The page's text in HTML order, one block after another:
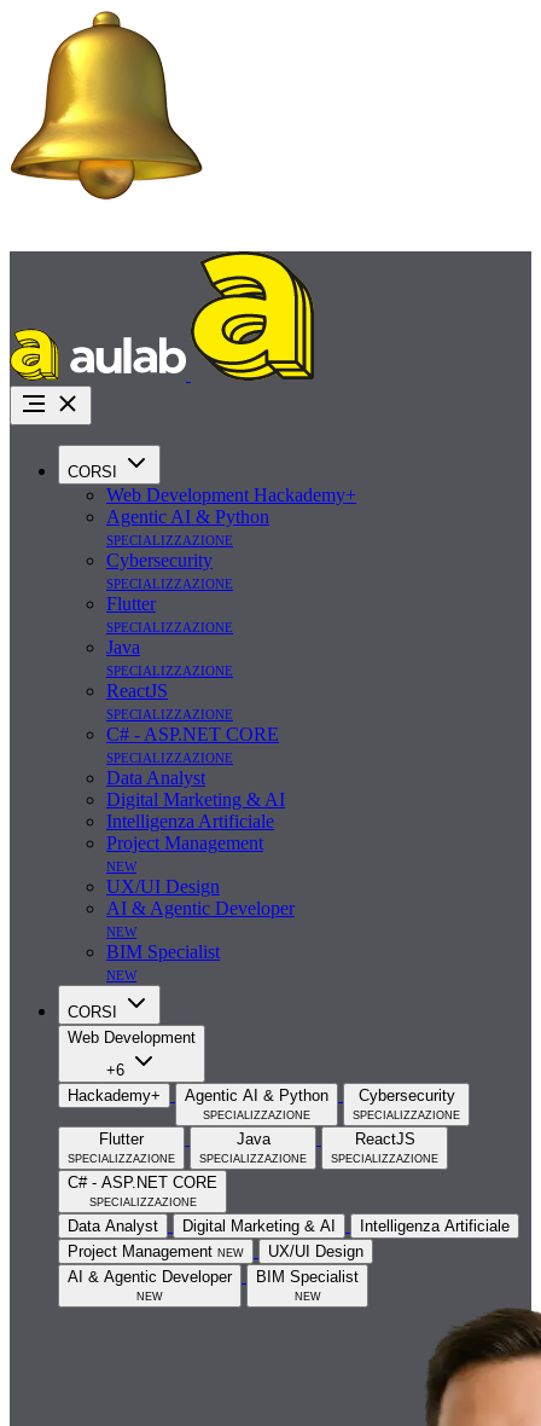
CORSI
Web Development Hackademy+
Agentic AI & Python
specializzazione
Cybersecurity
specializzazione
Flutter
specializzazione
Java
specializzazione
ReactJS
specializzazione
C# - ASP.NET CORE
specializzazione
Data Analyst
Digital Marketing & AI
Intelligenza Artificiale
Project Management
new
UX/UI Design
AI & Agentic Developer
new
BIM Specialist
new
CORSI
Web Development
+6
Hackademy+
Agentic AI & Python
specializzazione
Cybersecurity
specializzazione
Flutter
specializzazione
Java
specializzazione
ReactJS
specializzazione
C# - ASP.NET CORE
specializzazione
Data Analyst
Digital Marketing & AI
Intelligenza Artificiale
Project Management new
UX/UI Design
AI & Agentic Developer
new
BIM Specialist
new